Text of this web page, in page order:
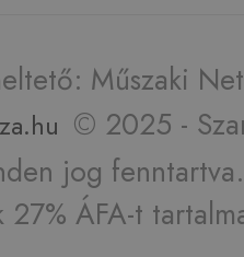
Műszaki
© 2025 -
jog fenntartva.
ÁFA-t